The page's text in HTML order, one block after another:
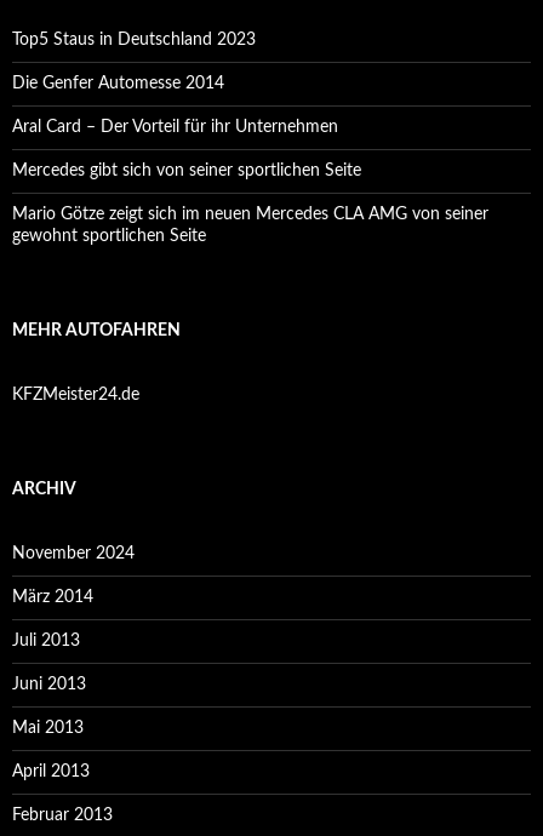
Top5 Staus in Deutschland 2023
Die Genfer Automesse 2014
Aral Card – Der Vorteil für ihr Unternehmen
Mercedes gibt sich von seiner sportlichen Seite
Mario Götze zeigt sich im neuen Mercedes CLA AMG von seiner
gewohnt sportlichen Seite
MEHR AUTOFAHREN
KFZMeister24.de
ARCHIV
November 2024
März 2014
Juli 2013
Juni 2013
Mai 2013
April 2013
Februar 2013